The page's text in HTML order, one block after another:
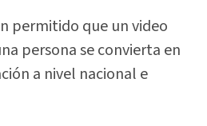
permitido que un video
persona se convierta en
a nivel nacional e